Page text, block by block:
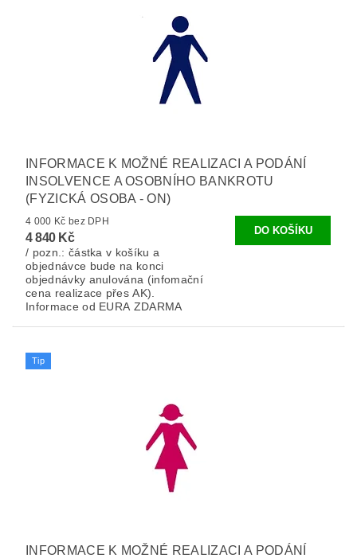
INFORMACE K MOŽNÉ REALIZACI A PODÁNÍ
INSOLVENCE A OSOBNÍHO BANKROTU
(FYZICKÁ OSOBA - ON)
4 000 Kč bez DPH
4 840 Kč
/ pozn.: částka v košíku a
objednávce bude na konci
objednávky anulována (infomační
cena realizace přes AK).
Informace od EURA ZDARMA
Tip
INFORMACE K MOŽNÉ REALIZACI A PODÁNÍ